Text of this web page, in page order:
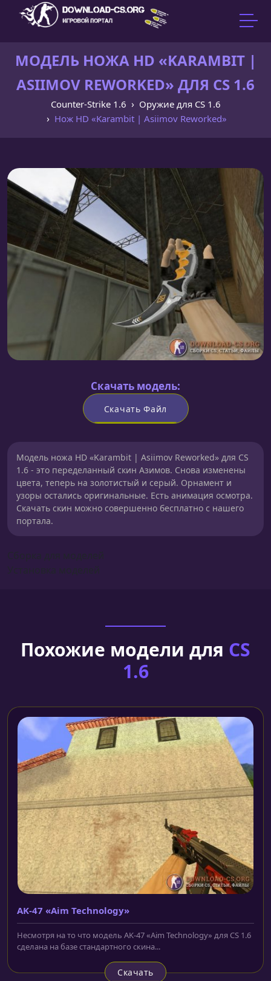
МОДЕЛЬ НОЖА HD «KARAMBIT |
ASIIMOV REWORKED» ДЛЯ CS 1.6
Counter-Strike 1.6
Оружие для CS 1.6
Нож HD «Karambit | Asiimov Reworked»
Скачать модель:
Скачать Файл
Модель ножа HD «Karambit | Asiimov Reworked» для CS
1.6 - это переделанный скин Азимов. Снова изменены
цвета, теперь на золотистый и серый. Орнамент и
узоры остались оригинальные. Есть анимация осмотра.
Скачать скин можно совершенно бесплатно с нашего
портала.
Похожие модели для CS
1.6
AK-47 «Aim Technology»
Несмотря на то что модель AK-47 «Aim Technology» для CS 1.6
сделана на базе стандартного скина...
Скачать